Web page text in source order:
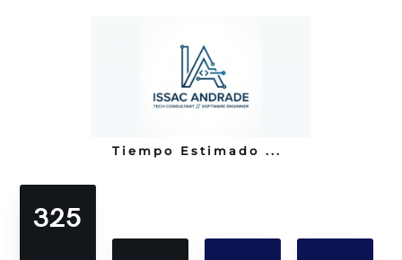
Tiempo Estimado ...
325